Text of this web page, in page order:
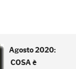
Agosto 2020:
COSA è